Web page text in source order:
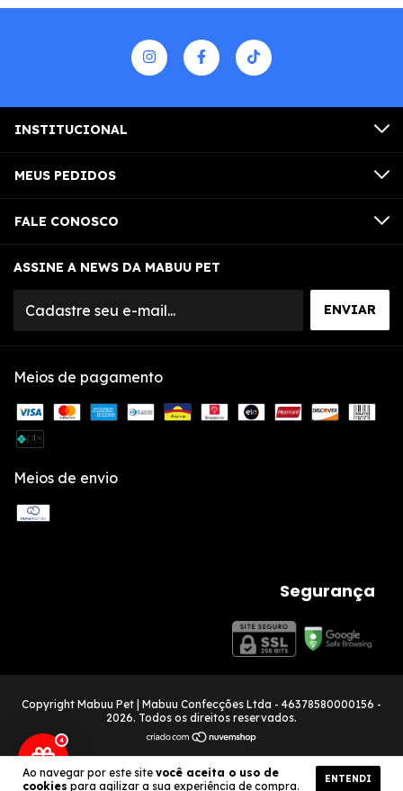
Ao navegar por este site você aceita o uso de
cookies para agilizar a sua experiência de compra.
ENTENDI
INSTITUCIONAL
MEUS PEDIDOS
FALE CONOSCO
ASSINE A NEWS DA MABUU PET
Meios de pagamento
Meios de envio
Segurança
Copyright Mabuu Pet | Mabuu Confecções Ltda - 46378580000156 -
2026. Todos os direitos reservados.
4